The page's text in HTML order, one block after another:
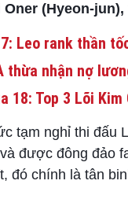
(Hyeon-
Leo rank thần
thừa nhận nợ
18: Top 3 Lõi
tạm nghỉ thi đấu
được đông đảo
đó chính là tân